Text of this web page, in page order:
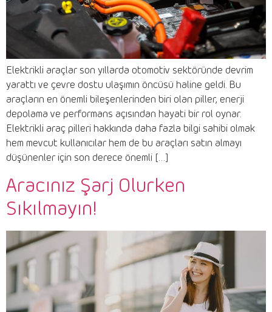
Elektrikli araçlar son yıllarda otomotiv sektöründe devrim
yarattı ve çevre dostu ulaşımın öncüsü haline geldi. Bu
araçların en önemli bileşenlerinden biri olan piller, enerji
depolama ve performans açısından hayati bir rol oynar.
Elektrikli araç pilleri hakkında daha fazla bilgi sahibi olmak
hem mevcut kullanıcılar hem de bu araçları satın almayı
düşünenler için son derece önemli […]
Aracınız Şarj Olurken
Sıkılmayın!